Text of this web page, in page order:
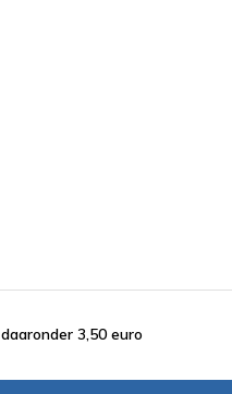
3,50 euro